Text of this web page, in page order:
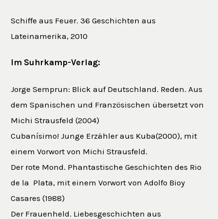
Schiffe aus Feuer. 36 Geschichten aus
Lateinamerika, 2010
Im Suhrkamp-Verlag:
Jorge Semprun: Blick auf Deutschland. Reden. Aus
dem Spanischen und Französischen übersetzt von
Michi Strausfeld (2004)
Cubanísimo! Junge Erzähler aus Kuba(2000), mit
einem Vorwort von Michi Strausfeld.
Der rote Mond. Phantastische Geschichten des Rio
de la Plata, mit einem Vorwort von Adolfo Bioy
Casares (1988)
Der Frauenheld. Liebesgeschichten aus